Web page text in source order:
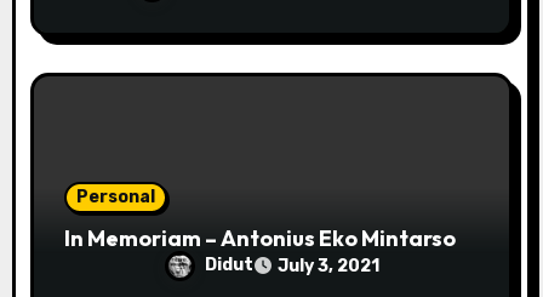
Personal
In Memoriam – Antonius Eko Mintarso
Didut July 3, 2021